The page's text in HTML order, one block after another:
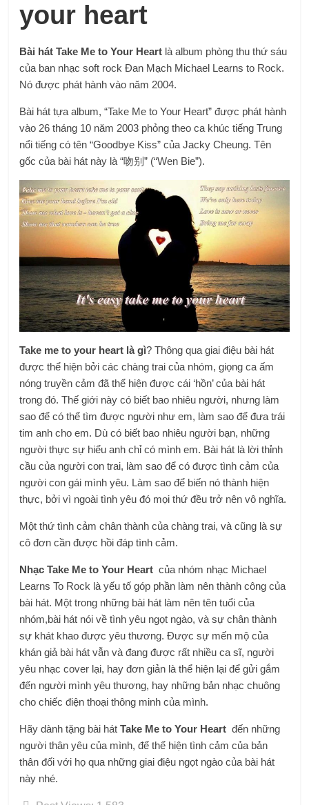
your heart
Bài hát Take Me to Your Heart là album phòng thu thứ sáu
của ban nhạcsoft rock Đan Mạch Michael Learns to Rock.
Nó được phát hành vào năm 2004.
Bài hát tựa album, “Take Me to Your Heart” được phát hành
vào 26 tháng 10 năm 2003 phỏng theo ca khúc tiếng Trung
nổi tiếng có tên “Goodbye Kiss” của Jacky Cheung. Tên
gốc của bài hát này là “吻别” (“Wen Bie”).
Take me to your heart là gì? Thông qua giai điệu bài hát
được thể hiện bởi các chàng trai của nhóm, giọng ca ấm
nóng truyền cảm đã thể hiện được cái ‘hồn’ của bài hát
trong đó. Thế giới này có biết bao nhiêu người, nhưng làm
sao để có thể tìm được người như em, làm sao để đưa trái
tim anh cho em. Dù có biết bao nhiêu người bạn, những
người thực sự hiểu anh chỉ có mình em. Bài hát là lời thỉnh
cầu của người con trai, làm sao để có được tình cảm của
người con gái mình yêu. Làm sao để biến nó thành hiện
thực, bởi vì ngoài tình yêu đó mọi thứ đều trở nên vô nghĩa.
Một thứ tình cảm chân thành của chàng trai, và cũng là sự
cô đơn cần được hồi đáp tình cảm.
Nhạc Take Me to Your Heart của nhóm nhạc Michael
Learns To Rock là yếu tố góp phần làm nên thành công của
bài hát. Một trong những bài hát làm nên tên tuổi của
nhóm,bài hát nói về tình yêu ngọt ngào, và sự chân thành
sự khát khao được yêu thương. Được sự mến mộ của
khán giả bài hát vẫn và đang được rất nhiều ca sĩ, người
yêu nhạc cover lại, hay đơn giản là thể hiện lại để gửi gắm
đến người mình yêu thương, hay những bản nhạc chuông
cho chiếc điện thoại thông minh của mình.
Hãy dành tặng bài hátTake Me to Your Heart đến những
người thân yêu của mình, để thể hiện tình cảm của bản
thân đối với họ qua những giai điệu ngọt ngào của bài hát
này nhé.